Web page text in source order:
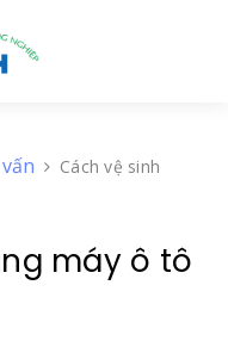
Cách vệ sinh
máy ô tô